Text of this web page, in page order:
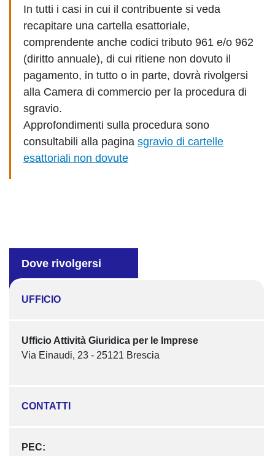
In tutti i casi in cui il contribuente si veda
recapitare una cartella esattoriale,
comprendente anche codici tributo 961 e/o 962
(diritto annuale), di cui ritiene non dovuto il
pagamento, in tutto o in parte, dovrà rivolgersi
alla Camera di commercio per la procedura di
sgravio.
Approfondimenti sulla procedura sono
consultabili alla pagina sgravio di cartelle
esattoriali non dovute
Dove rivolgersi
UFFICIO
Ufficio Attività Giuridica per le Imprese
Via Einaudi, 23 - 25121 Brescia
CONTATTI
PEC: